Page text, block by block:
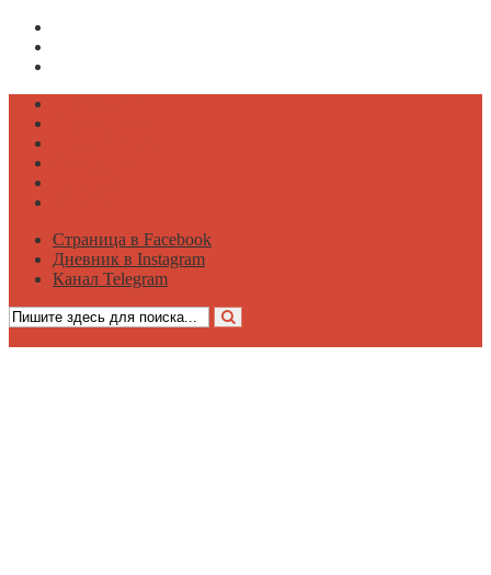
Страница в Facebook
Дневник в Instagram
Канал Telegram